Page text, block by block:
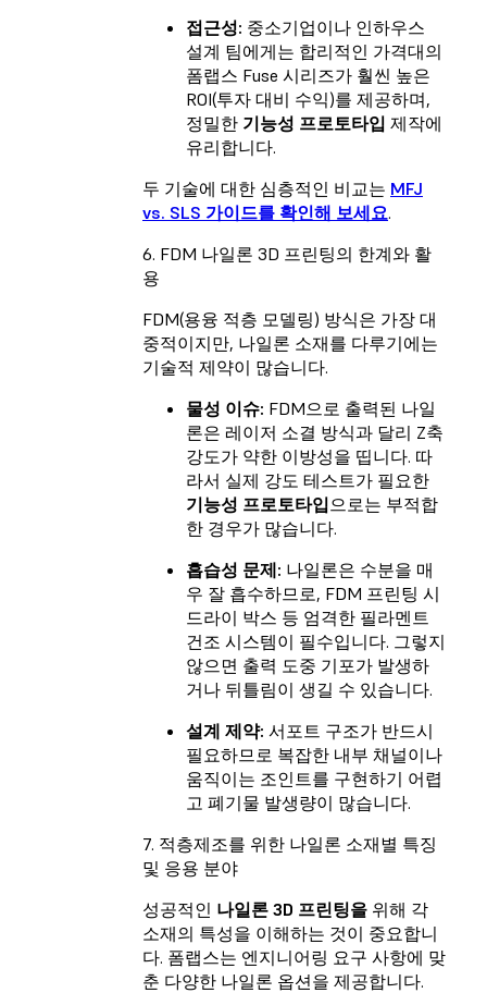
접근성: 중소기업이나 인하우스
설계 팀에게는 합리적인 가격대의
폼랩스 Fuse 시리즈가 훨씬 높은
ROI(투자 대비 수익)를 제공하며,
정밀한 기능성 프로토타입 제작에
유리합니다.
두 기술에 대한 심층적인 비교는 MFJ
vs. SLS 가이드를 확인해 보세요.
6. FDM 나일론 3D 프린팅의 한계와 활
용
FDM(용융 적층 모델링) 방식은 가장 대
중적이지만, 나일론 소재를 다루기에는
기술적 제약이 많습니다.
물성 이슈: FDM으로 출력된 나일
론은 레이저 소결 방식과 달리 Z축
강도가 약한 이방성을 띱니다. 따
라서 실제 강도 테스트가 필요한
기능성 프로토타입으로는 부적합
한 경우가 많습니다.
흡습성 문제: 나일론은 수분을 매
우 잘 흡수하므로, FDM 프린팅 시
드라이 박스 등 엄격한 필라멘트
건조 시스템이 필수입니다. 그렇지
않으면 출력 도중 기포가 발생하
거나 뒤틀림이 생길 수 있습니다.
설계 제약: 서포트 구조가 반드시
필요하므로 복잡한 내부 채널이나
움직이는 조인트를 구현하기 어렵
고 폐기물 발생량이 많습니다.
7. 적층제조를 위한 나일론 소재별 특징
및 응용 분야
성공적인 나일론 3D 프린팅을 위해 각
소재의 특성을 이해하는 것이 중요합니
다. 폼랩스는 엔지니어링 요구 사항에 맞
춘 다양한 나일론 옵션을 제공합니다.